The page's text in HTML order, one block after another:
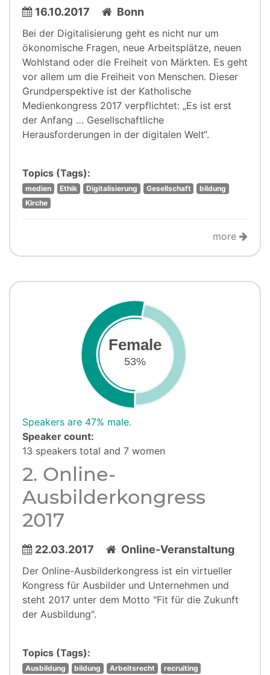
16.10.2017 Bonn
Bei der Digitalisierung geht es nicht nur um
ökonomische Fragen, neue Arbeitsplätze, neuen
Wohlstand oder die Freiheit von Märkten. Es geht
vor allem um die Freiheit von Menschen. Dieser
Grundperspektive ist der Katholische
Medienkongress 2017 verpflichtet: „Es ist erst
der Anfang … Gesellschaftliche
Herausforderungen in der digitalen Welt“.
Topics (Tags):
medien Ethik Digitalisierung Gesellschaft
bildung
Kirche
more
Female
53%
Speakers are 47% male.
Speaker count:
13 speakers total and 7 women
2. Online-
Ausbilderkongress
2017
22.03.2017 Online-Veranstaltung
Der Online-Ausbilderkongress ist ein virtueller
Kongress für Ausbilder und Unternehmen und
steht 2017 unter dem Motto "Fit für die Zukunft
der Ausbildung".
Topics (Tags):
Ausbildung bildung Arbeitsrecht recruiting